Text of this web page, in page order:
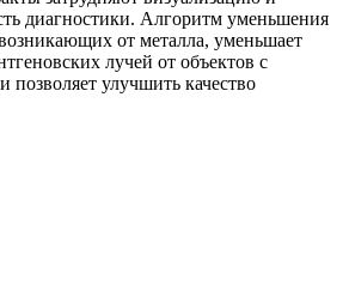
диагностики. Алгоритм уменьшения
от металла, уменьшает
лучей от объектов с
позволяет улучшить качество